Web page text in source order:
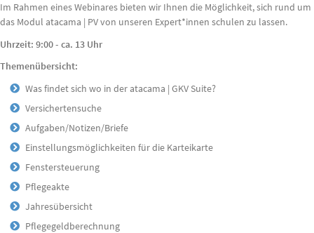
Im Rahmen eines Webinares bieten wir Ihnen die Möglichkeit, sich rund um
das Modul atacama | PV von unseren Expert*innen schulen zu lassen.
Uhrzeit: 9:00 - ca. 13 Uhr
Themenübersicht:
Was findet sich wo in der atacama | GKV Suite?
Versichertensuche
Aufgaben/Notizen/Briefe
Einstellungsmöglichkeiten für die Karteikarte
Fenstersteuerung
Pflegeakte
Jahresübersicht
Pflegegeldberechnung